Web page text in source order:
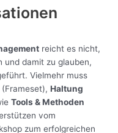
reicht es nicht,
und damit zu glauben,
Vielmehr muss
(Frameset), Haltung
Tools & Methoden
vom
zum erfolgreichen